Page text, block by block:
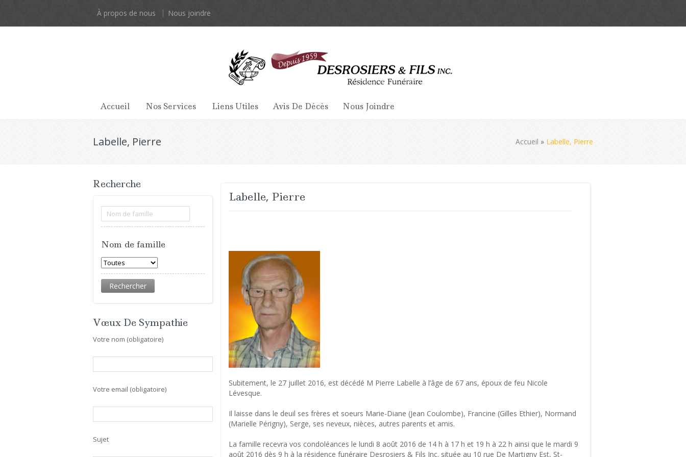
À propos de nous Nous joindre
Accueil Nos Services Liens Utiles Avis De Décès Nous Joindre
Labelle, Pierre Accueil » Labelle, Pierre
Labelle, Pierre
Subitement, le 27 juillet 2016, est décédé M Pierre Labelle à l’âge de 67 ans, époux de feu Nicole
Lévesque.
Il laisse dans le deuil ses frères et soeurs Marie-Diane (Jean Coulombe), Francine (Gilles Ethier), Normand
(Marielle Périgny), Serge, ses neveux, nièces, autres parents et amis.
La famille recevra vos condoléances le lundi 8 août 2016 de 14 h à 17 h et 19 h à 22 h ainsi que le mardi 9
août 2016 dès 9 h à la résidence funéraire Desrosiers & Fils Inc. située au 10 rue De Martigny Est, St-
Recherche
Nom de famille
Vœux De Sympathie
Votre nom (obligatoire)
Votre email (obligatoire)
Sujet